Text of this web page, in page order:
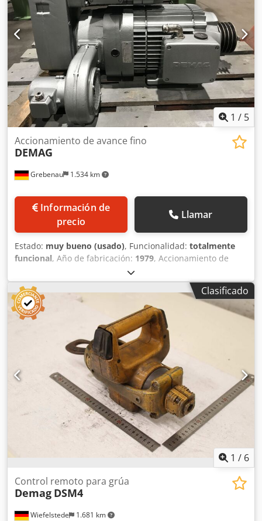
1 / 5
Grebenau 1.534 km
Accionamiento de avance fino
DEMAG
Información de
precio
Llamar
Estado: muy bueno (usado), Funcionalidad: totalmente
funcional, Año de fabricación: 1979, Accionamiento de
avance lento DEMAG, compuesto por: Motor DEMAG KBA
140 B 4, 8,8 kW, 1.440 rpm; Motor DEMAG KBA 80 B 4, 1,4
kW, 1.340 rpm; Caja de engranajes DEMAG EGO 8 B 3 I =
9,9 Crjdpfow Ulirex Agkef
Clasificado
1 / 6
Wiefelstede 1.681 km
Control remoto para grúa
Demag DSM4